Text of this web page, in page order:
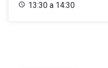
13:30 a 14:30